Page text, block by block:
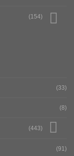
(154)
(33)
(8)
(443)
(91)